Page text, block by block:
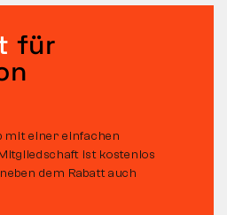
für
mit einer einfachen
ist kostenlos
dem Rabatt auch